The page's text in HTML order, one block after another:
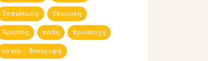
Ταπείνωση Υπομονή
Χριστός πάθη προσευχή
υγεια - διατροφη